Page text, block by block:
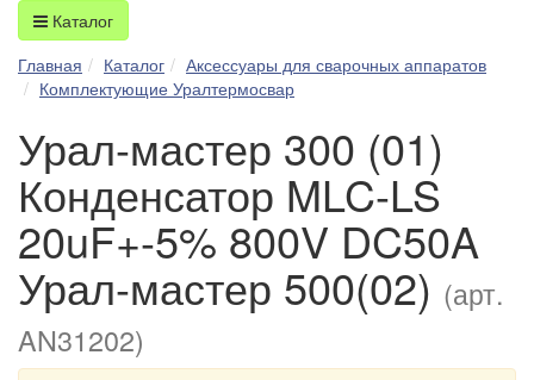
Каталог
Главная
Каталог
Аксессуары для сварочных аппаратов
Комплектующие Уралтермосвар
Урал-мастер 300 (01)
Конденсатор MLC-LS
20uF+-5% 800V DC50A
Урал-мастер 500(02) (арт.
AN31202)